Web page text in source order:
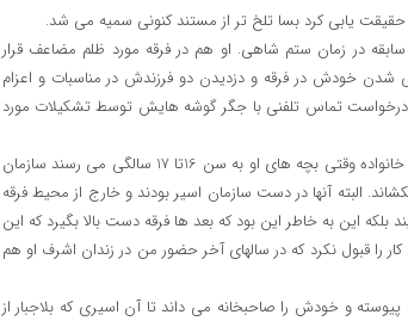
یابی کرد بسا تلخ تر از مستند کنونی سمیه می شد.
سابقه در زمان ستم شاهی. او هم در فرقه مورد ظلم مضاعف قرار
خودش در فرقه و دزدیدن دو فرزندش در مناسبات و اعزام
درخواست تماس تلفنی با جگر گوشه هایش توسط تشکیلات مورد
در نهایت بعد از 9 سال اسارت و از هم پاشیدگی کانون خانواده وقتی بچه های او به سن 16تا 17 سالگی می رسند سازمان
البته آنها در دست سازمان اسیر بودند و خارج از محیط فرقه
بلکه این به خاطر این بود که بعد ها فرقه دست بالا بگیرد که این
را قبول نکرد که در سالهای آخر حضور من در زندان اشرف او هم
و خودش را صاحبخانه می داند تا آن اسیری که بلاجبار از